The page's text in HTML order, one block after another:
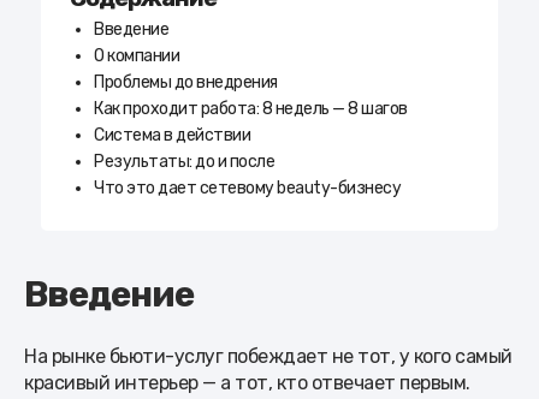
Введение
О компании
Проблемы до внедрения
Как проходит работа: 8 недель — 8 шагов
Система в действии
Результаты: до и после
Что это дает сетевому beauty-бизнесу
Введение
На рынке бьюти-услуг побеждает не тот, у кого самый
красивый интерьер — а тот, кто отвечает первым.